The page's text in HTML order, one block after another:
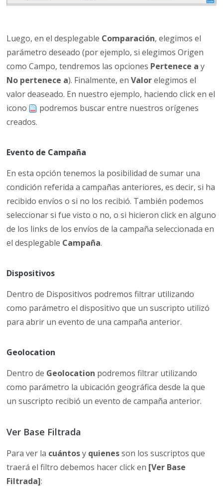
Luego, en el desplegable Comparación, elegimos el
parámetro deseado (por ejemplo, si elegimos Origen
como Campo, tendremos las opciones Pertenece a y
No pertenece a). Finalmente, enValorelegimos el
valor deaseado. En nuestro ejemplo, haciendo click en el
icono
podremos buscar entre nuestros orígenes
creados.
Evento de Campaña
En esta opción tenemos la posibilidad de sumar una
condición referida a campañas anteriores, es decir, si ha
recibido envíos o si no los recibió. También podemos
seleccionar si fue visto o no, o si hicieron click en alguno
de los links de los envíos de la campaña seleccionada en
el desplegable Campaña.
Dispositivos
Dentro de Dispositivos podremos filtrar utilizando
como parámetro el dispositivo que un suscripto utilizó
para abrir un evento de una campaña anterior.
Geolocation
Dentro de Geolocation podremos filtrar utilizando
como parámetro la ubicación geográfica desde la que
un suscripto recibió un evento de campaña anterior.
Ver Base Filtrada
Para ver la cuántosy quienesson los suscriptos que
traerá el filtro debemos hacer click en [Ver Base
Filtrada]: